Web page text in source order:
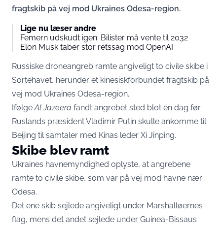
fragtskib på vej mod Ukraines Odesa-region.
Lige nu læser andre
Femern udskudt igen: Bilister må vente til 2032
Elon Musk taber stor retssag mod OpenAI
Russiske droneangreb ramte angiveligt to civile skibe i
Sortehavet, herunder et kinesiskforbundet fragtskib på
vej mod Ukraines Odesa-region.
IfølgeAl Jazeera fandt angrebet sted blot én dag før
Ruslands præsident Vladimir Putin skulle ankomme til
Beijing til samtaler med Kinas leder Xi Jinping.
Skibe blev ramt
Ukraines havnemyndighed oplyste, at angrebene
ramte to civile skibe, som var på vej mod havne nær
Odesa.
Det ene skib sejlede angiveligt under Marshalløernes
flag, mens det andet sejlede under Guinea-Bissaus